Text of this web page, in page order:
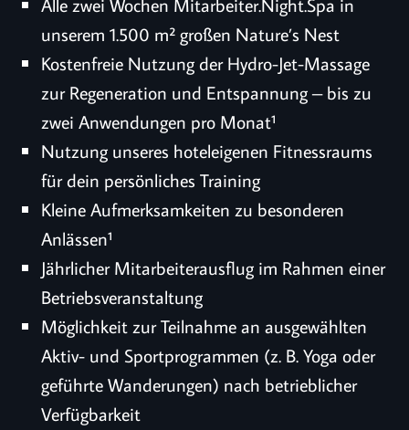
Wir freuen uns auf deine Bewerbung an
karriere@dasgoldberg.atoder telefonisch unter06432 6444 62
Die Bewerbungsadresse läuft über Das Goldberg, da das
Recruiting gemeinsam betreut wird.
begründen keinen Rechtsanspruch und können unter
Berücksichtigung betrieblicher Erfordernisse sowie gesetzlicher
Vorgaben angepasst, eingeschränkt oder eingestellt werden.
Wir freuen uns auf deine Bewerbung an
karriere@dasgoldberg.atoder telefonisch unter06432 6444 62
Die Bewerbungsadresse läuft über Das Goldberg, da das
Recruiting gemeinsam betreut wird.
unserem 1.500 m² großen Nature’s Nest
Kostenfreie Nutzung der Hydro-Jet-Massage
zur Regeneration und Entspannung – bis zu
zwei Anwendungen pro Monat¹
Nutzung unseres hoteleigenen Fitnessraums
für dein persönliches Training
Kleine Aufmerksamkeiten zu besonderen
Anlässen¹
Jährlicher Mitarbeiterausflug im Rahmen einer
Betriebsveranstaltung
Möglichkeit zur Teilnahme an ausgewählten
Aktiv- und Sportprogrammen (z. B. Yoga oder
geführte Wanderungen) nach betrieblicher
Verfügbarkeit